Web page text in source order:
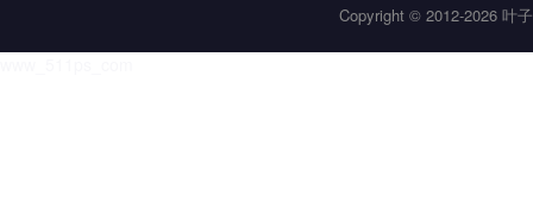
Copyright © 2012-2026 叶